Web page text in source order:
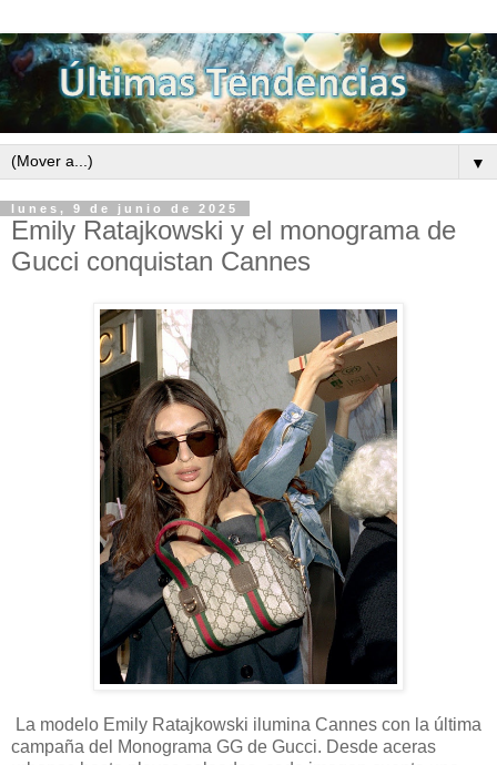
▼
lunes, 9 de junio de 2025
Emily Ratajkowski y el monograma de
Gucci conquistan Cannes
La modelo Emily Ratajkowski ilumina Cannes con la última
campaña del Monograma GG de Gucci. Desde aceras